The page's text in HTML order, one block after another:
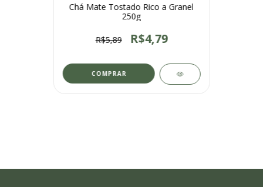
Chá Mate Tostado Rico a Granel
250g
R$5,89 R$4,79
COMPRAR